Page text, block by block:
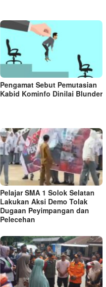
Pengamat Sebut Pemutasian
Kabid Kominfo Dinilai Blunder
Pelajar SMA 1 Solok Selatan
Lakukan Aksi Demo Tolak
Dugaan Peyimpangan dan
Pelecehan